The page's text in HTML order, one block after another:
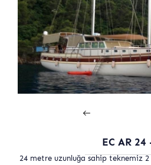
EC AR 24
24 metre uzunluğa sahip teknemiz